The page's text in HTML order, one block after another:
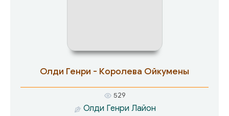
Олди Генри - Королева Ойкумены
529
Олди Генри Лайон